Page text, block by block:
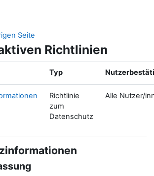
Seite
Richtlinien
Typ
Richtlinie
zum
Datenschutz
Alle Nutzer/